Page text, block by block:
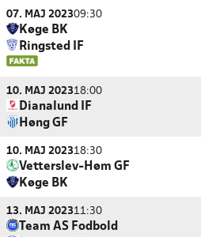
07. MAJ 202309:30
Køge BK
Ringsted IF
10. MAJ 202318:00
Dianalund IF
Høng GF
10. MAJ 202318:30
Vetterslev-Høm GF
Køge BK
13. MAJ 202311:30
Team AS Fodbold